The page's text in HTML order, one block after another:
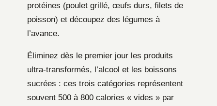
protéines (poulet grillé, œufs durs, filets de
poisson) et découpez des légumes à
l’avance.
Éliminez dès le premier jour les produits
ultra-transformés, l’alcool et les boissons
sucrées : ces trois catégories représentent
souvent 500 à 800 calories « vides » par